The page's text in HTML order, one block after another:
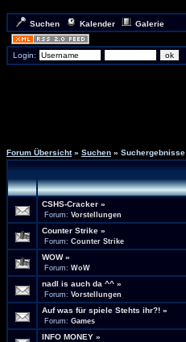
Suchen Kalender
Galerie
Login:
Forum Übersicht» Suchen » Suchergebnisse
CSHS-Cracker »
Forum: Vorstellungen
Counter Strike »
Forum: Counter Strike
WOW »
Forum: WoW
nadl is auch da ^^ »
Forum: Vorstellungen
Auf was für spiele Stehts ihr?! »
Forum: Games
INFO MONEY »